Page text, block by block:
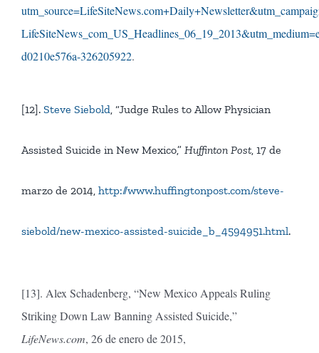
d0210e576a-326205922.
[12]. Steve Siebold, “Judge Rules to Allow Physician
Assisted Suicide in New Mexico,” Huffinton Post, 17 de
marzo de 2014, http://www.huffingtonpost.com/steve-
siebold/new-mexico-assisted-suicide_b_4594951.html.
[13]. Alex Schadenberg, “New Mexico Appeals Ruling
Striking Down Law Banning Assisted Suicide,”
LifeNews.com, 26 de enero de 2015,